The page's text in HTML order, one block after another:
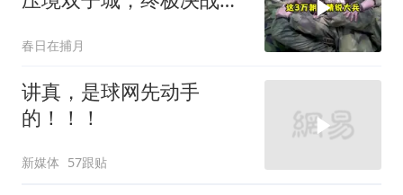
春日在捕月
讲真，是球网先动手
的！！！
新媒体 57跟贴